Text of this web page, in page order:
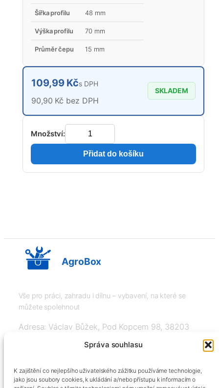
Správa souhlasu
K zajištění co nejlepšího uživatelského zážitku používáme technologie,
jako jsou soubory cookies, k ukládání a/nebo přístupu k informacím o
Šířka profilu 48 mm
Výška profilu 70 mm
Průměr čepu 15 mm
109,99 Kčs DPH
90,90 Kč bez DPH
SKLADEM
Množství:
Přidat do košíku
AgroBox
Vše pro práci, zahradu i dílnu – vybavení, na které se
můžete spolehnout
Adresa: Václav Bůžek, Pod Kopcem 98, 38203
+420606334248, info@agrobox.cz